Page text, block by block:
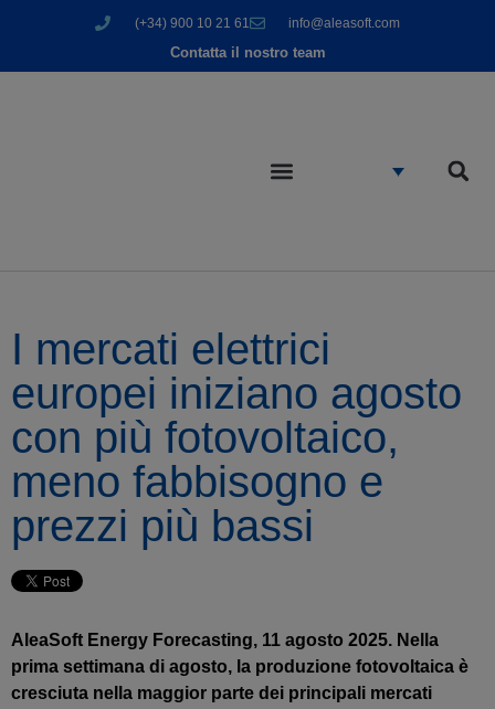
(+34) 900 10 21 61 info@aleasoft.com
Contatta il nostro team
I mercati elettrici
europei iniziano agosto
con più fotovoltaico,
meno fabbisogno e
prezzi più bassi
AleaSoft Energy Forecasting, 11 agosto 2025. Nella
prima settimana di agosto, la produzione fotovoltaica è
cresciuta nella maggior parte dei principali mercati